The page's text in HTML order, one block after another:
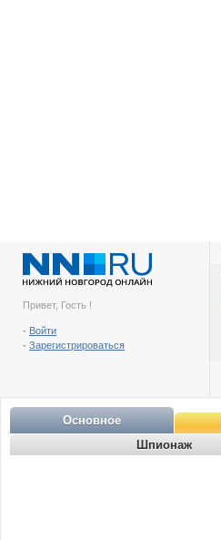
Привет, Гость !
- Войти
- Зарегистрироваться
Основное
Шпионаж